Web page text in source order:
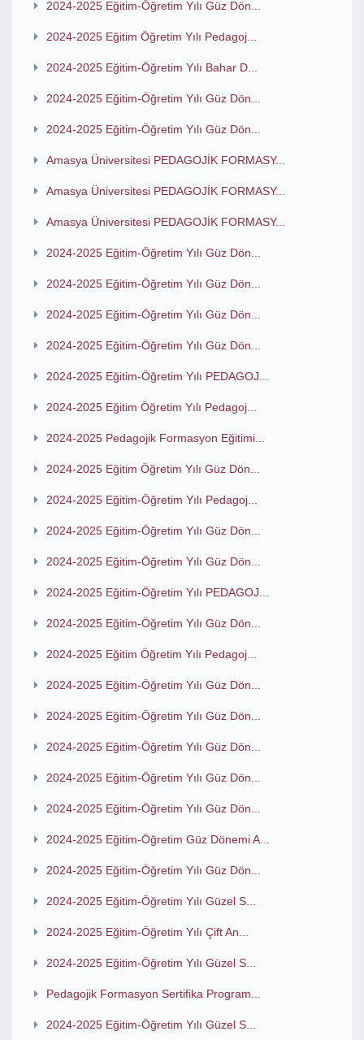
2024-2025 Eğitim-Öğretim Yılı Güz Dön...
2024-2025 Eğitim Öğretim Yılı Pedagoj...
2024-2025 Eğitim-Öğretim Yılı Bahar D...
2024-2025 Eğitim-Öğretim Yılı Güz Dön...
2024-2025 Eğitim-Öğretim Yılı Güz Dön...
Amasya Üniversitesi PEDAGOJİK FORMASY...
Amasya Üniversitesi PEDAGOJİK FORMASY...
Amasya Üniversitesi PEDAGOJİK FORMASY...
2024-2025 Eğitim-Öğretim Yılı Güz Dön...
2024-2025 Eğitim-Öğretim Yılı Güz Dön...
2024-2025 Eğitim-Öğretim Yılı Güz Dön...
2024-2025 Eğitim-Öğretim Yılı Güz Dön...
2024-2025 Eğitim-Öğretim Yılı PEDAGOJ...
2024-2025 Eğitim Öğretim Yılı Pedagoj...
2024-2025 Pedagojik Formasyon Eğitimi...
2024-2025 Eğitim Öğretim Yılı Güz Dön...
2024-2025 Eğitim-Öğretim Yılı Pedagoj...
2024-2025 Eğitim-Öğretim Yılı Güz Dön...
2024-2025 Eğitim-Öğretim Yılı Güz Dön...
2024-2025 Eğitim-Öğretim Yılı PEDAGOJ...
2024-2025 Eğitim-Öğretim Yılı Güz Dön...
2024-2025 Eğitim Öğretim Yılı Pedagoj...
2024-2025 Eğitim-Öğretim Yılı Güz Dön...
2024-2025 Eğitim-Öğretim Yılı Güz Dön...
2024-2025 Eğitim-Öğretim Yılı Güz Dön...
2024-2025 Eğitim-Öğretim Yılı Güz Dön...
2024-2025 Eğitim-Öğretim Yılı Güz Dön...
2024-2025 Eğitim-Öğretim Güz Dönemi A...
2024-2025 Eğitim-Öğretim Yılı Güz Dön...
2024-2025 Eğitim-Öğretim Yılı Güzel S...
2024-2025 Eğitim-Öğretim Yılı Çift An...
2024-2025 Eğitim-Öğretim Yılı Güzel S...
Pedagojik Formasyon Sertifika Program...
2024-2025 Eğitim-Öğretim Yılı Güzel S...